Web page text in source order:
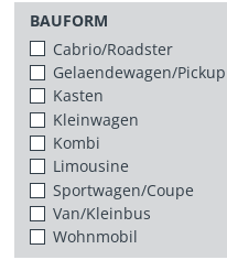
BAUFORM
Cabrio/Roadster
Gelaendewagen/Pickup
Kasten
Kleinwagen
Kombi
Limousine
Sportwagen/Coupe
Van/Kleinbus
Wohnmobil